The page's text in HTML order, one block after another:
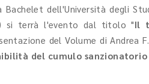
Bachelet dell'Università degli
si terrà l'evento dal titolo "Il
del Volume di Andrea
del cumulo